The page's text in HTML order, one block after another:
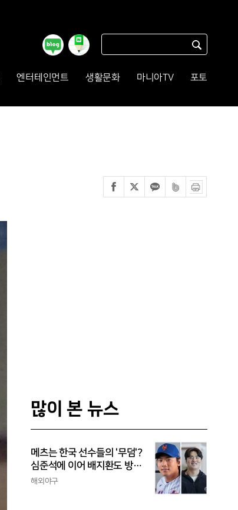
엔터테인먼트 생활문화 마니아TV 포토
많이 본 뉴스
메츠는 한국 선수들의 '무덤'?
심준석에 이어 배지환도 방
출...심준석은 이미 귀국, 배
해외야구